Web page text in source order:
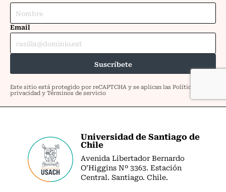
Universidad de Santiago de
Chile
Avenida Libertador Bernardo
O’Higgins Nº 3363. Estación
Central. Santiago. Chile.